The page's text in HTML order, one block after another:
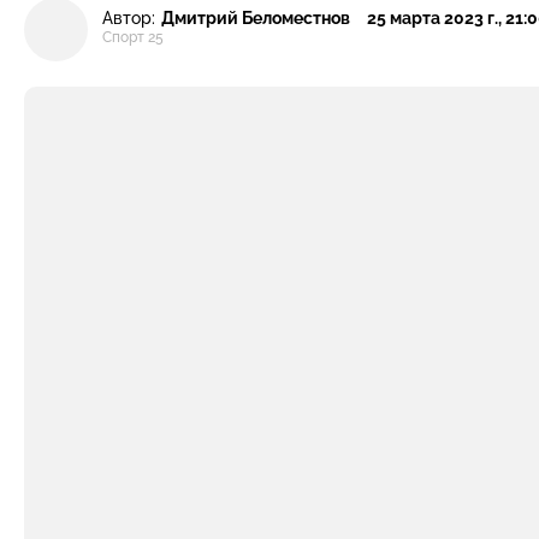
Автор: Дмитрий Беломестнов
Спорт 25
25 марта 2023 г.,